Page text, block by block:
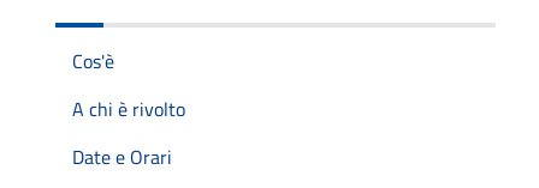
Cos'è
A chi è rivolto
Date e Orari